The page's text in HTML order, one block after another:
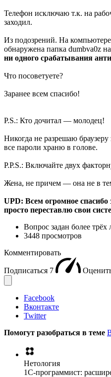
Телефон исключаю т.к. на
заходил.
Из подозрений. На
обнаружена папка dumbva0z
ни одного срабатывания
Что посоветуете?
Заранее всем спасибо!
P.S.: Кто дочитал — молодец!
Никогда не разрешаю
все пароли храню в голове.
P.P.S.: Включайте двух
Жена, не причем — она не в
UPD: Всем огромное
просто переставлю свои
Вопрос задан более трёх
3448 просмотров
Комментировать
Подписаться 7
Facebook
Вконтакте
Twitter
Помогут разобраться в теме
Нетология
1C-программист: